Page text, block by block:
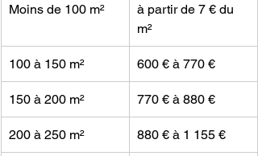
Moins de 100 m²
à partir de 7 € du
m²
100 à 150 m² 600 € à 770 €
150 à 200 m² 770 € à 880 €
200 à 250 m² 880 € à 1 155 €